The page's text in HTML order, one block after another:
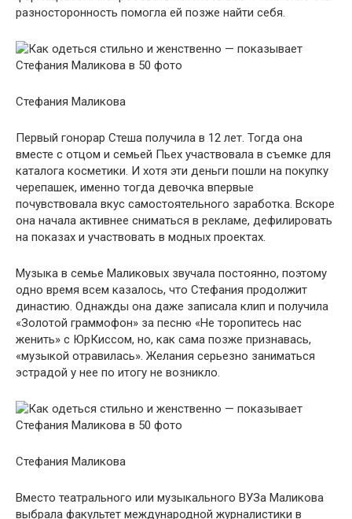
разносторонность помогла ей позже найти себя.
Стефания Маликова
Первый гонорар Стеша получила в 12 лет. Тогда она
вместе с отцом и семьей Пьех участвовала в съемке для
каталога косметики. И хотя эти деньги пошли на покупку
черепашек, именно тогда девочка впервые
почувствовала вкус самостоятельного заработка. Вскоре
она начала активнее сниматься в рекламе, дефилировать
на показах и участвовать в модных проектах.
Музыка в семье Маликовых звучала постоянно, поэтому
одно время всем казалось, что Стефания продолжит
династию. Однажды она даже записала клип и получила
«Золотой граммофон» за песню «Не торопитесь нас
женить» с ЮрКиссом, но, как сама позже признавась,
«музыкой отравилась». Желания серьезно заниматься
эстрадой у нее по итогу не возникло.
Стефания Маликова
Вместо театрального или музыкального ВУЗа Маликова
выбрала факультет международной журналистики в